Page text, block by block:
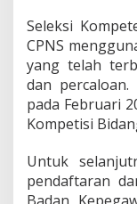
Seleksi
CPNS
yang telah
dan percaloan.
pada Februari
Kompetisi
Untuk
pendaftaran